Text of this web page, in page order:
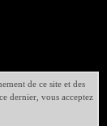
de ce site et des
dernier, vous acceptez